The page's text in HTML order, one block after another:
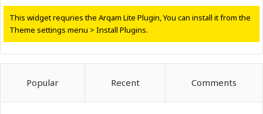
This widget requries the Arqam Lite Plugin, You can install it from the
Theme settings menu > Install Plugins.
Popular Recent Comments